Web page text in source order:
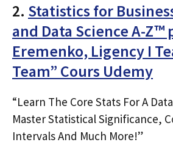
2. Statistics for
and Data Science A-Z™
Eremenko, Ligency I
Team” Cours Udemy
“Learn The Core Stats For A
Master Statistical Significance,
Intervals And Much More!”